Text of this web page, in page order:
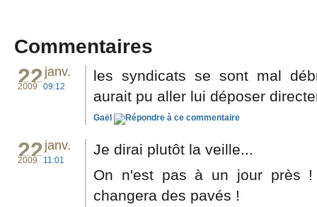
Commentaires
22 janv.
2009 09:12
les syndicats se sont mal
aurait pu aller lui déposer
Gaël
22 janv.
2009 11:01
Je dirai plutôt la veille...
On n'est pas à un jour près
changera des pavés !